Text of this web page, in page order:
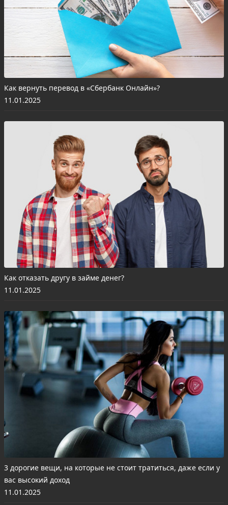
Как вернуть перевод в «Сбербанк Онлайн»?
11.01.2025
Как отказать другу в займе денег?
11.01.2025
3 дорогие вещи, на которые не стоит тратиться, даже если у
вас высокий доход
11.01.2025